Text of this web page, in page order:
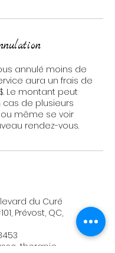
annulé moins de
aura un frais de
Le montant peut
de plusieurs
même se voir
rendez-vous.
du Curé
Prévost, QC,
therapie-